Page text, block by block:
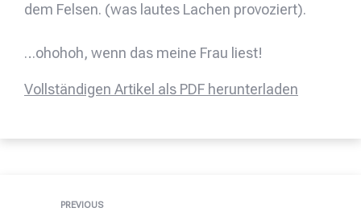
dem Felsen. (was lautes Lachen provoziert).
…ohohoh, wenn das meine Frau liest!
Vollständigen Artikel als PDF herunterladen
PREVIOUS